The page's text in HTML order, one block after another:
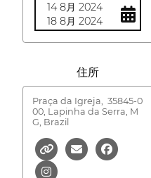
14 8月 2024
18 8月 2024
住所
Praça da Igreja,
35845-0
00, Lapinha da Serra, M
G, Brazil